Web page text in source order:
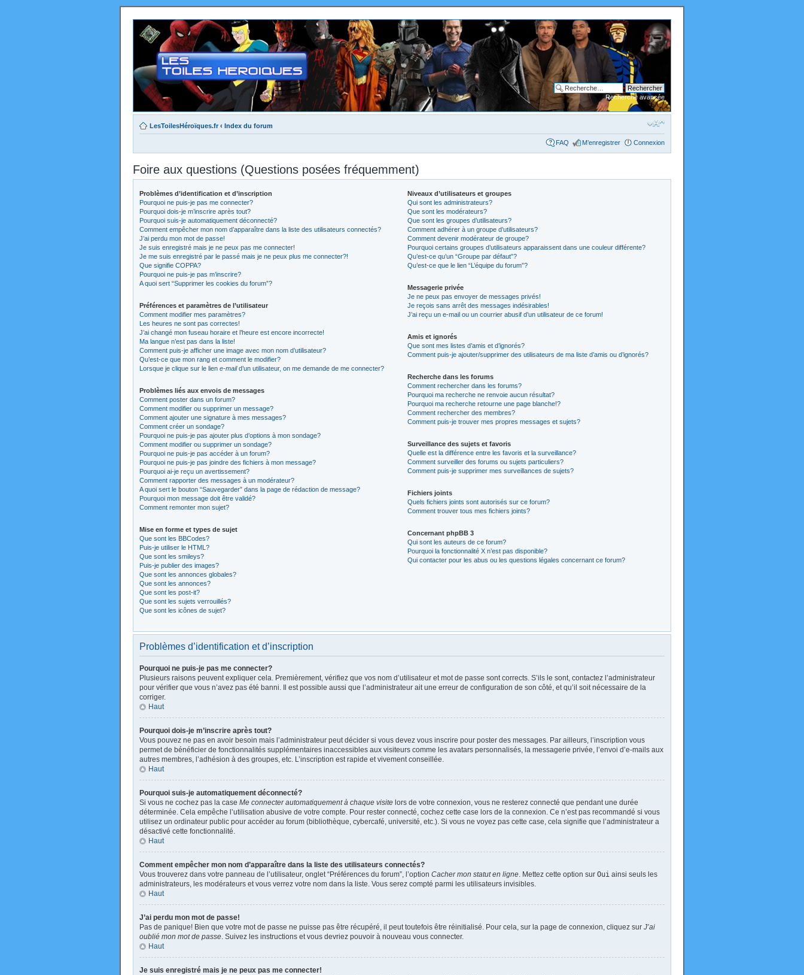
Recherche avancée
LesToilesHéroïques.fr ‹ Index du forum
FAQ M’enregistrer Connexion
Foire aux questions (Questions posées fréquemment)
Problèmes d’identification et d’inscription
Pourquoi ne puis-je pas me connecter?
Pourquoi dois-je m’inscrire après tout?
Pourquoi suis-je automatiquement déconnecté?
Comment empêcher mon nom d’apparaître dans la liste des utilisateurs connectés?
J’ai perdu mon mot de passe!
Je suis enregistré mais je ne peux pas me connecter!
Je me suis enregistré par le passé mais je ne peux plus me connecter?!
Que signifie COPPA?
Pourquoi ne puis-je pas m’inscrire?
A quoi sert “Supprimer les cookies du forum”?
Préférences et paramètres de l’utilisateur
Comment modifier mes paramètres?
Les heures ne sont pas correctes!
J’ai changé mon fuseau horaire et l’heure est encore incorrecte!
Ma langue n’est pas dans la liste!
Comment puis-je afficher une image avec mon nom d’utilisateur?
Qu’est-ce que mon rang et comment le modifier?
Lorsque je clique sur le lien e-maild’un utilisateur, on me demande de me connecter?
Problèmes liés aux envois de messages
Comment poster dans un forum?
Comment modifier ou supprimer un message?
Comment ajouter une signature à mes messages?
Comment créer un sondage?
Pourquoi ne puis-je pas ajouter plus d’options à mon sondage?
Comment modifier ou supprimer un sondage?
Pourquoi ne puis-je pas accéder à un forum?
Pourquoi ne puis-je pas joindre des fichiers à mon message?
Pourquoi ai-je reçu un avertissement?
Comment rapporter des messages à un modérateur?
A quoi sert le bouton “Sauvegarder” dans la page de rédaction de message?
Pourquoi mon message doit être validé?
Comment remonter mon sujet?
Mise en forme et types de sujet
Que sont les BBCodes?
Puis-je utiliser le HTML?
Que sont les smileys?
Puis-je publier des images?
Que sont les annonces globales?
Que sont les annonces?
Que sont les post-it?
Que sont les sujets verrouillés?
Que sont les icônes de sujet?
Niveaux d’utilisateurs et groupes
Qui sont les administrateurs?
Que sont les modérateurs?
Que sont les groupes d’utilisateurs?
Comment adhérer à un groupe d’utilisateurs?
Comment devenir modérateur de groupe?
Pourquoi certains groupes d’utilisateurs apparaissent dans une couleur différente?
Qu’est-ce qu’un “Groupe par défaut”?
Qu’est-ce que le lien “L’équipe du forum”?
Messagerie privée
Je ne peux pas envoyer de messages privés!
Je reçois sans arrêt des messages indésirables!
J’ai reçu un e-mail ou un courrier abusif d’un utilisateur de ce forum!
Amis et ignorés
Que sont mes listes d’amis et d’ignorés?
Comment puis-je ajouter/supprimer des utilisateurs de ma liste d’amis ou d’ignorés?
Recherche dans les forums
Comment rechercher dans les forums?
Pourquoi ma recherche ne renvoie aucun résultat?
Pourquoi ma recherche retourne une page blanche!?
Comment rechercher des membres?
Comment puis-je trouver mes propres messages et sujets?
Surveillance des sujets et favoris
Quelle est la différence entre les favoris et la surveillance?
Comment surveiller des forums ou sujets particuliers?
Comment puis-je supprimer mes surveillances de sujets?
Fichiers joints
Quels fichiers joints sont autorisés sur ce forum?
Comment trouver tous mes fichiers joints?
Concernant phpBB 3
Qui sont les auteurs de ce forum?
Pourquoi la fonctionnalité X n’est pas disponible?
Qui contacter pour les abus ou les questions légales concernant ce forum?
Problèmes d’identification et d’inscription
Pourquoi ne puis-je pas me connecter?
Plusieurs raisons peuvent expliquer cela. Premièrement, vérifiez que vos nom d’utilisateur et mot de passe sont corrects. S’ils le sont, contactez l’administrateur
pour vérifier que vous n’avez pas été banni. Il est possible aussi que l’administrateur ait une erreur de configuration de son côté, et qu’il soit nécessaire de la
corriger.
Haut
Pourquoi dois-je m’inscrire après tout?
Vous pouvez ne pas en avoir besoin mais l’administrateur peut décider si vous devez vous inscrire pour poster des messages. Par ailleurs, l’inscription vous
permet de bénéficier de fonctionnalités supplémentaires inaccessibles aux visiteurs comme les avatars personnalisés, la messagerie privée, l’envoi d’e-mails aux
autres membres, l’adhésion à des groupes, etc. L’inscription est rapide et vivement conseillée.
Haut
Pourquoi suis-je automatiquement déconnecté?
Si vous ne cochez pas la case Me connecter automatiquement à chaque visite lors de votre connexion, vous ne resterez connecté que pendant une durée
déterminée. Cela empêche l’utilisation abusive de votre compte. Pour rester connecté, cochez cette case lors de la connexion. Ce n’est pas recommandé si vous
utilisez un ordinateur public pour accéder au forum (bibliothèque, cybercafé, université, etc.). Si vous ne voyez pas cette case, cela signifie que l’administrateur a
désactivé cette fonctionnalité.
Haut
Comment empêcher mon nom d’apparaître dans la liste des utilisateurs connectés?
Vous trouverez dans votre panneau de l’utilisateur, onglet “Préférences du forum”, l’option Cacher mon statut en ligne. Mettez cette option sur Oui ainsi seuls les
administrateurs, les modérateurs et vous verrez votre nom dans la liste. Vous serez compté parmi les utilisateurs invisibles.
Haut
J’ai perdu mon mot de passe!
Pas de panique! Bien que votre mot de passe ne puisse pas être récupéré, il peut toutefois être réinitialisé. Pour cela, sur la page de connexion, cliquez sur J’ai
oublié mon mot de passe. Suivez les instructions et vous devriez pouvoir à nouveau vous connecter.
Haut
Je suis enregistré mais je ne peux pas me connecter!